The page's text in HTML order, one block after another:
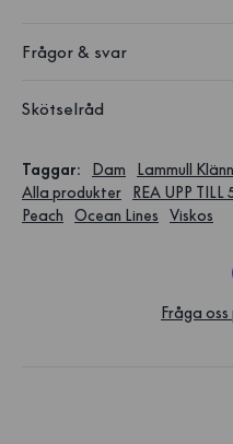
Frågor & svar
Skötselråd
Taggar: Dam Lammull
Alla produkter
REA UPP TILL
Peach
Ocean Lines Viskos
Fråga